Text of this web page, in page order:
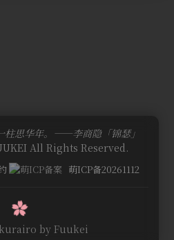
柱思华年。——李商隐「锦瑟」
All Rights Reserved.
萌ICP备20261112
by Fuukei